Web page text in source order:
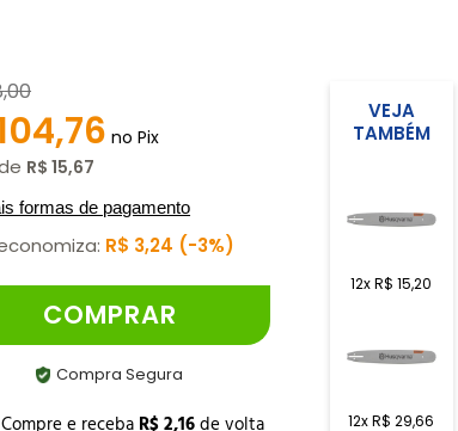
,00
,76 no Pix
R$ 15,67
formas de pagamento
R$ 3,24 3%
COMPRAR
Compra Segura
VEJA
TAMBÉM
12xR$ 15,20
12xR$ 29,66